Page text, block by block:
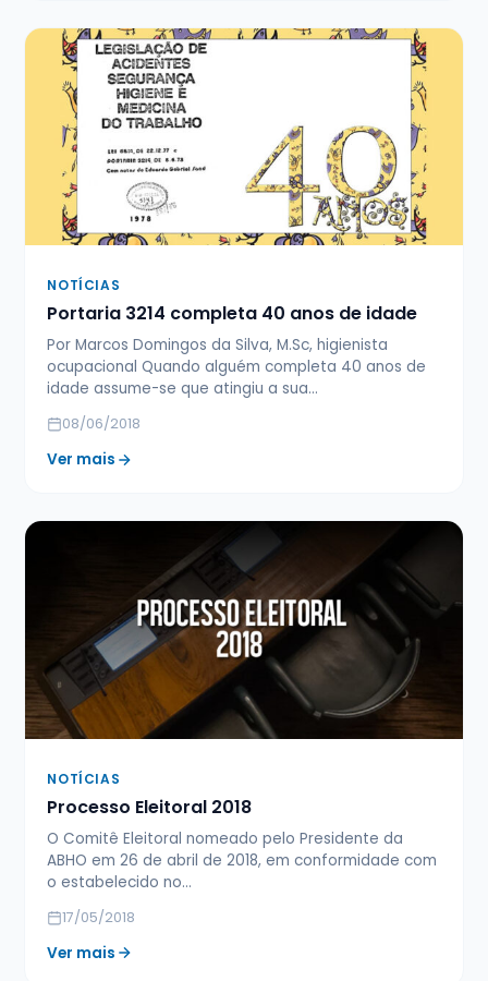
NOTÍCIAS
Portaria 3214 completa 40 anos de idade
Por Marcos Domingos da Silva, M.Sc, higienista
ocupacional Quando alguém completa 40 anos de
idade assume-se que atingiu a sua…
08/06/2018
Ver mais
NOTÍCIAS
Processo Eleitoral 2018
O Comitê Eleitoral nomeado pelo Presidente da
ABHO em 26 de abril de 2018, em conformidade com
o estabelecido no…
17/05/2018
Ver mais